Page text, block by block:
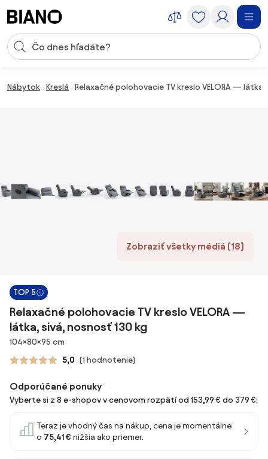
Vstup pre vyhľadávanie
Nábytok Kreslá Relaxačné polohovacie TV kreslo VELORA —
Zobraziť všetky médiá (18)
TOP 5
Relaxačné polohovacie TV kreslo VELORA —
látka, sivá, nosnosť 130 kg
Rozmery
104×80×95 cm
5,0 (1 hodnotenie)
Odporúčané ponuky
Vyberte si z 8 e-shopov v cenovom rozpätí od 153,99 € do 379 €:
Teraz je vhodný čas na nákup, cena je momentálne
o 75,41 € nižšia ako priemer.